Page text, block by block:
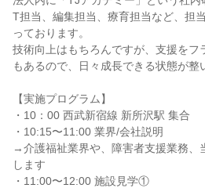
T担当、編集担当、療育担当など、担
っております。
技術向上はもちろんですが、支援をフ
もあるので、日々成長できる状態が整
【実施プログラム】
・10：00 西武新宿線 新所沢駅 集合
・10:15〜11:00 業界/会社説明
→介護福祉業界や、障害者支援業務、
します
・11:00〜12:00 施設見学①